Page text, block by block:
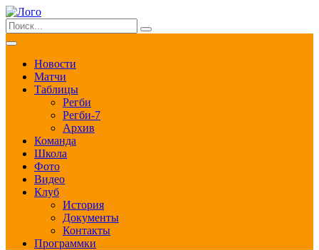
Новости
Матчи
Таблицы
Регби
Регби-7
Архив
Команда
Школа
Фото
Видео
Клуб
История
Документы
Контакты
Программки